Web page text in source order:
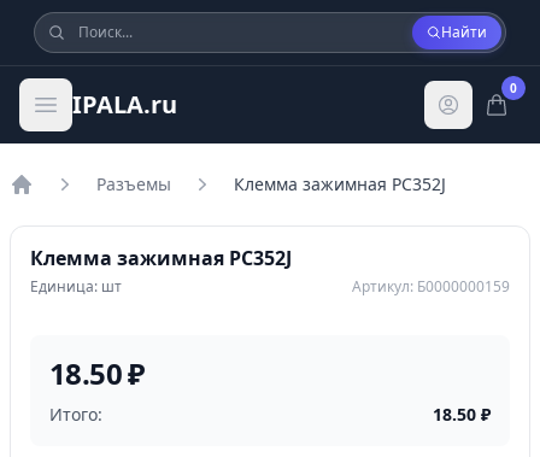
Найти
IPALA.ru
0
Разъемы Клемма зажимная PC352J
Клемма зажимная PC352J
Единица: шт Артикул: Б0000000159
18.50 ₽
Итого: 18.50 ₽